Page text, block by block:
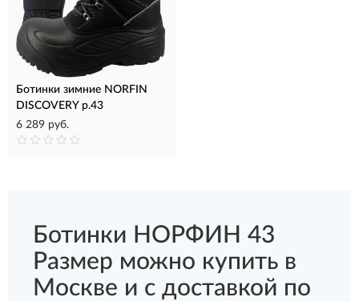
Ботинки зимние NORFIN
DISCOVERY р.43
6 289 руб.
Ботинки НОРФИН 43
Размер можно купить в
Москве и с доставкой по